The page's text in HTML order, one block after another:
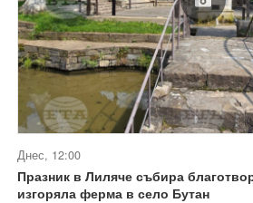
Днес, 12:00
Празник в Лиляче събира
изгоряла ферма в село Бутан